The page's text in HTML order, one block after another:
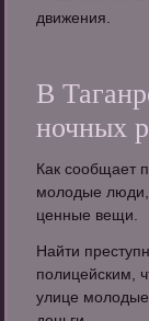
движения.
В
ночных
Как сообщает
молодые люди,
ценные вещи.
Найти
полицейским,
улице